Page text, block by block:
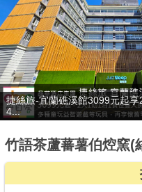
搜尋景點
好康優惠
最新消息
最新留言
贈九族文化村門票2張(總價值
店...
竹語茶蘆蕃薯伯焢窯(